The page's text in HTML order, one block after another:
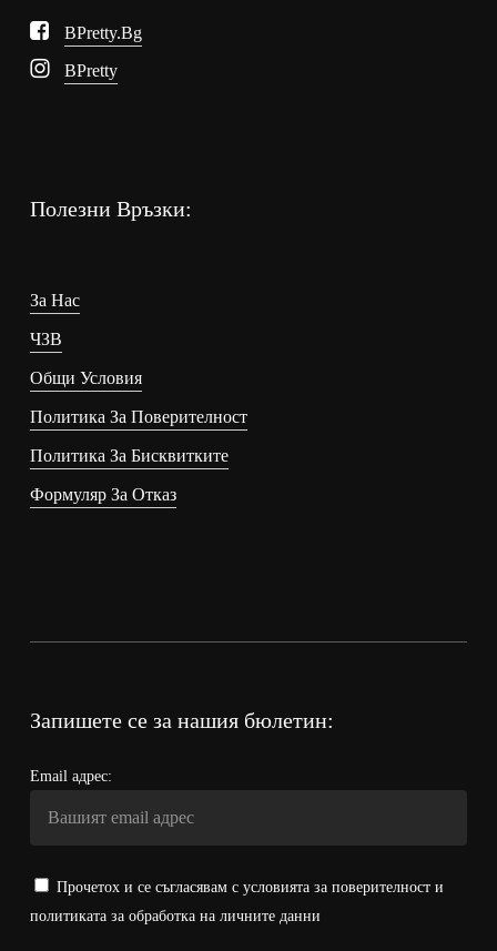
BPretty.bg
BPretty
Полезни Връзки:
За Нас
ЧЗВ
Общи Условия
Политика За Поверителност
Политика За Бисквитките
Формуляр За Отказ
Запишете се за нашия бюлетин:
Email адрес:
Прочетох и се съгласявам с условията за поверителност и
политиката за обработка на личните данни